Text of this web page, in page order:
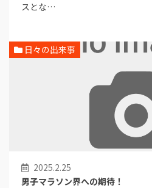
スとな…
2025.2.25
男子マラソン界への期待！
日々の出来事